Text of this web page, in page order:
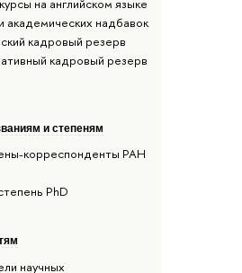
на английском языке
академических надбавок
кадровый резерв
кадровый резерв
и степеням
корреспонденты РАН
PhD
научных